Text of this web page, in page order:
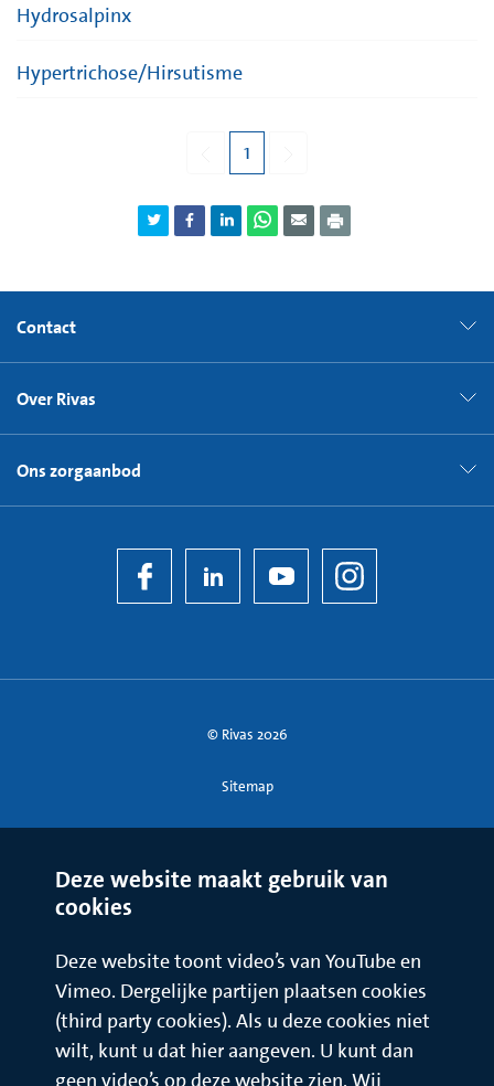
Hydrosalpinx
Hypertrichose/Hirsutisme
1
Contact
Over Rivas
Ons zorgaanbod
© Rivas 2026
Sitemap
Deze website maakt gebruik van
cookies
Deze website toont video’s van YouTube en
Vimeo. Dergelijke partijen plaatsen cookies
(third party cookies). Als u deze cookies niet
wilt, kunt u dat hier aangeven. U kunt dan
geen video’s op deze website zien. Wij